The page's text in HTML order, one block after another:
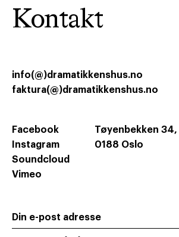
Kontakt
Tøyenbekken 34,
0188 Oslo
info(@)dramatikkenshus.no
faktura(@)dramatikkenshus.no
Facebook
Instagram
Soundcloud
Vimeo
Din e-post adresse